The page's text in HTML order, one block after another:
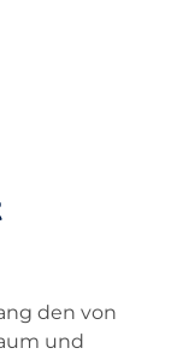
den von
und